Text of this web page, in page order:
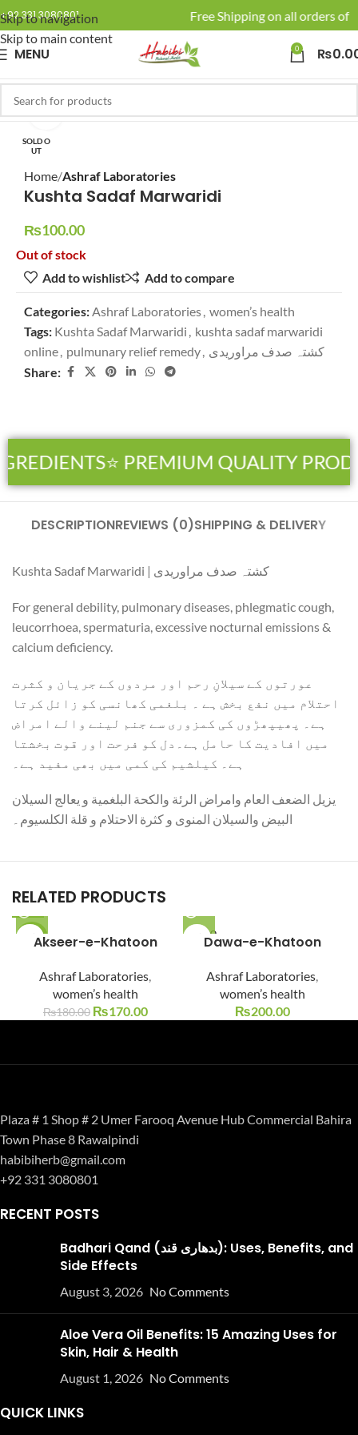
Skip to navigation
Skip to main content
+92 331 3080801 🚚 Enjoy Free Shipping on all orders of
MENU 0 ₨
SOLD O
UT
Home Ashraf Laboratories
Kushta Sadaf Marwaridi
₨100.00
Out of stock
Add to wishlist
Add to compare
Categories:Ashraf Laboratories, women’s health
Tags: Kushta Sadaf Marwaridi , kushta sadaf marwaridi
online, pulmunary relief remedy, کشتہ صدف مراوریدی
Share:
⭐ PREMIUM QUALITY
DESCRIPTIONREVIEWS (0)SHIPPING & DELIVERY
Kushta Sadaf Marwaridi | کشتہ صدف مراوریدی
For general debility, pulmonary diseases, phlegmatic cough,
leucorrhoea, spermaturia, excessive nocturnal emissions &
calcium deficiency.
عورتوں کے سیلانِ رحم اور مردوں کے جریان و کثرت
احتلام میں نفع بخش ہے ۔ بلغمی کھانسی کو زائل کرتا
ہے۔ پھیپھڑوں کی کمزوری سے جنم لینے والے امراض
میں افادیت کا حامل ہے۔دل کو فرحت اور قوت بخشتا
ہے۔ کیلشیم کی کمی میں بھی مفید ہے۔
یزیل الضعف العام وامراض الرئة والکحة البلغمیة و یعالج السیلان
البیض والسیلان المنوی و کثرة الاحتلام و قلة الکلسیوم۔
RELATED PRODUCTS
-6%
UT
Akseer-e-Khatoon
Ashraf Laboratories,
women’s health
₨180.00 ₨170.00
SOLD O
UTDawa-e-Khatoon
Ashraf Laboratories,
women’s health
₨200.00
Plaza # 1 Shop # 2 Umer Farooq Avenue Hub Commercial Bahira
Town Phase 8 Rawalpindi
habibiherb@gmail.com
+92 331 3080801
RECENT POSTS
Badhari Qand (بدھاری قند): Uses, Benefits, and
Side Effects
August 3, 2026 No Comments
Aloe Vera Oil Benefits: 15 Amazing Uses for
Skin, Hair & Health
August 1, 2026 No Comments
QUICK LINKS